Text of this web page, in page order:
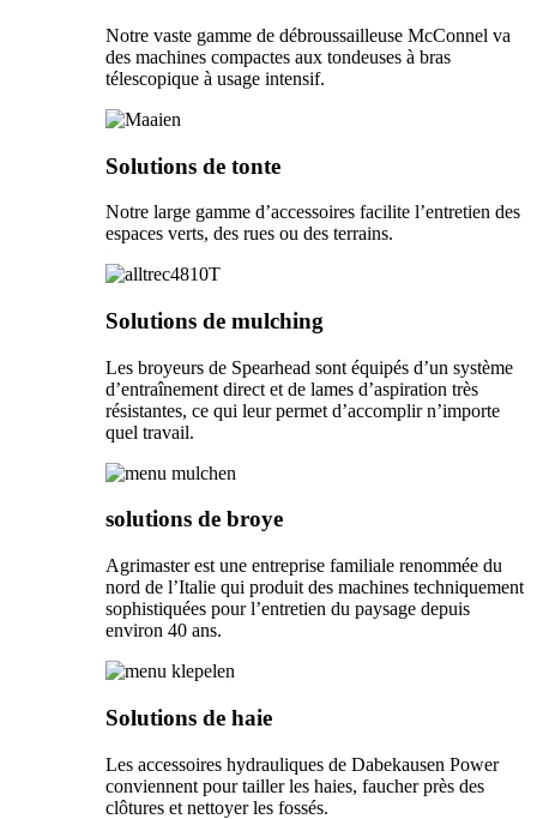
Notre vaste gamme de débroussailleuse McConnel va
des machines compactes aux tondeuses à bras
télescopique à usage intensif.
Solutions de tonte
Notre large gamme d’accessoires facilite l’entretien des
espaces verts, des rues ou des terrains.
Solutions de mulching
Les broyeurs de Spearhead sont équipés d’un système
d’entraînement direct et de lames d’aspiration très
résistantes, ce qui leur permet d’accomplir n’importe
quel travail.
solutions de broye
Agrimaster est une entreprise familiale renommée du
nord de l’Italie qui produit des machines techniquement
sophistiquées pour l’entretien du paysage depuis
environ 40 ans.
Solutions de haie
Les accessoires hydrauliques de Dabekausen Power
conviennent pour tailler les haies, faucher près des
clôtures et nettoyer les fossés.